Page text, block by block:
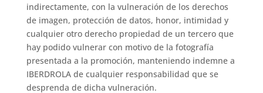
indirectamente, con la vulneración de los derechos
de imagen, protección de datos, honor, intimidad y
cualquier otro derecho propiedad de un tercero que
hay podido vulnerar con motivo de la fotografía
presentada a la promoción, manteniendo indemne a
IBERDROLA de cualquier responsabilidad que se
desprenda de dicha vulneración.